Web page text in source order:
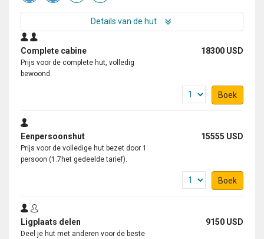
Details van de hut
Complete cabine 18300 USD
Prijs voor de complete hut, volledig
bewoond.
Boek
Eenpersoonshut 15555 USD
Prijs voor de volledige hut bezet door 1
persoon (1.7het gedeelde tarief).
Boek
Ligplaats delen 9150 USD
Deel je hut met anderen voor de beste